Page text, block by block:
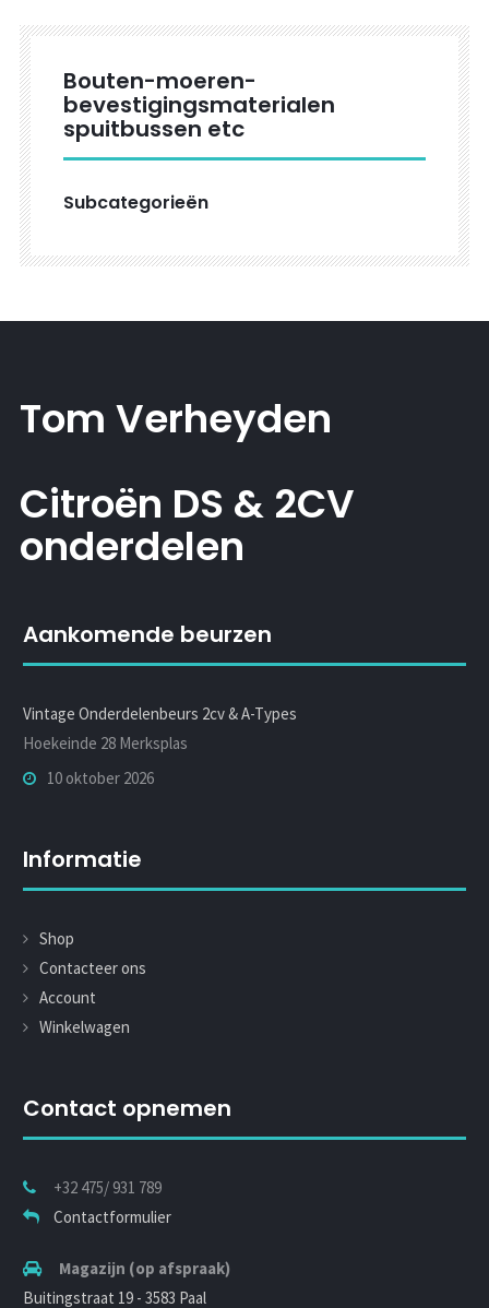
Bouten-moeren-
bevestigingsmaterialen
spuitbussen etc
Subcategorieën
Tom Verheyden
Citroën DS & 2CV
onderdelen
Aankomende beurzen
Vintage Onderdelenbeurs 2cv & A-Types
Hoekeinde 28 Merksplas
10 oktober 2026
Informatie
Shop
Contacteer ons
Account
Winkelwagen
Contact opnemen
+32 475/ 931 789
Contactformulier
Magazijn (op afspraak)
Buitingstraat 19 - 3583 Paal